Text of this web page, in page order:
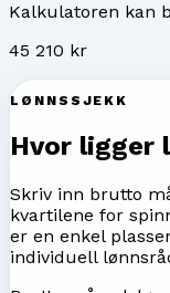
Kalkulatoren kan
45 210 kr
LØNNSSJEKK
Hvor ligger
Skriv inn brutto
kvartilene for
er en enkel
individuell